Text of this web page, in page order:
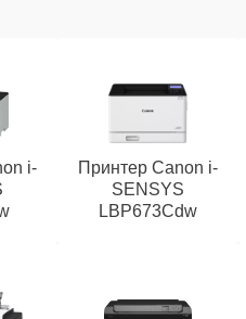
i-
Принтер Canon i-
SENSYS
LBP673Cdw